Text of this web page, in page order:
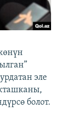
эле
болот.